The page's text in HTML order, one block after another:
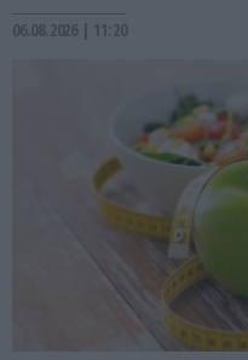
06.08.2026 | 11:20